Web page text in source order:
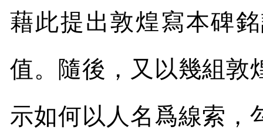
藉此提出敦煌寫本碑
值。隨後，又以幾組敦
示如何以人名爲線索，